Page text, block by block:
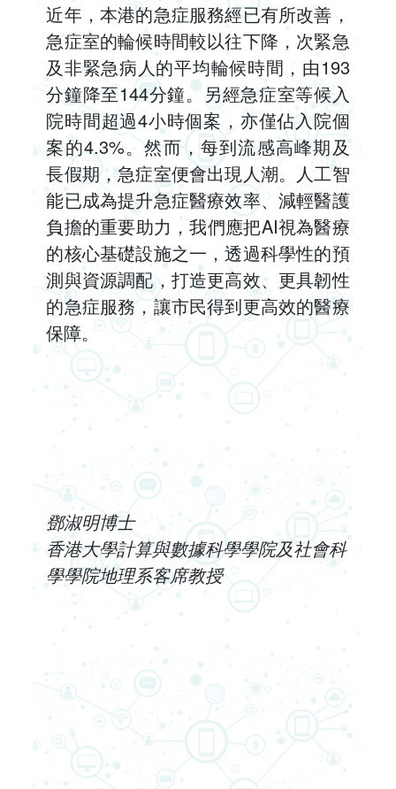
近年，本港的急症服務經已有所改善，
急症室的輪候時間較以往下降，次緊急
及非緊急病人的平均輪候時間，由193
分鐘降至144分鐘。另經急症室等候入
院時間超過4小時個案，亦僅佔入院個
案的4.3%。然而，每到流感高峰期及
長假期，急症室便會出現人潮。人工智
能已成為提升急症醫療效率、減輕醫護
負擔的重要助力，我們應把AI視為醫療
的核心基礎設施之一，透過科學性的預
測與資源調配，打造更高效、更具韌性
的急症服務，讓市民得到更高效的醫療
保障。
鄧淑明博士
香港大學計算與數據科學學院及社會科
學學院地理系客席教授